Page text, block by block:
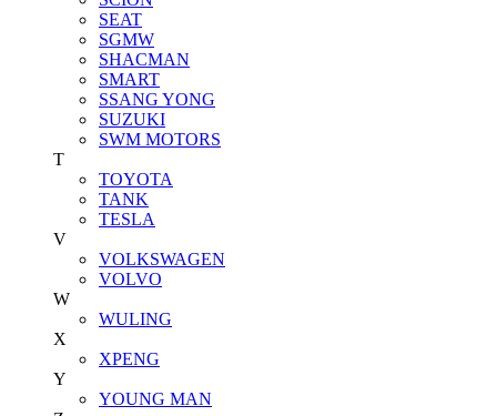
SEAT
SGMW
SHACMAN
SMART
SSANG YONG
SUZUKI
SWM MOTORS
T
TOYOTA
TANK
TESLA
V
VOLKSWAGEN
VOLVO
W
WULING
X
XPENG
Y
YOUNG MAN